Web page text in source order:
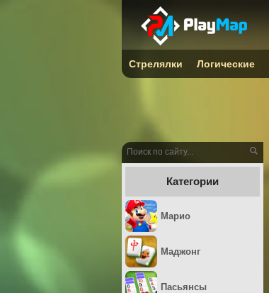
Категории
Марио
Маджонг
Пасьянсы
Стрелялки Логические